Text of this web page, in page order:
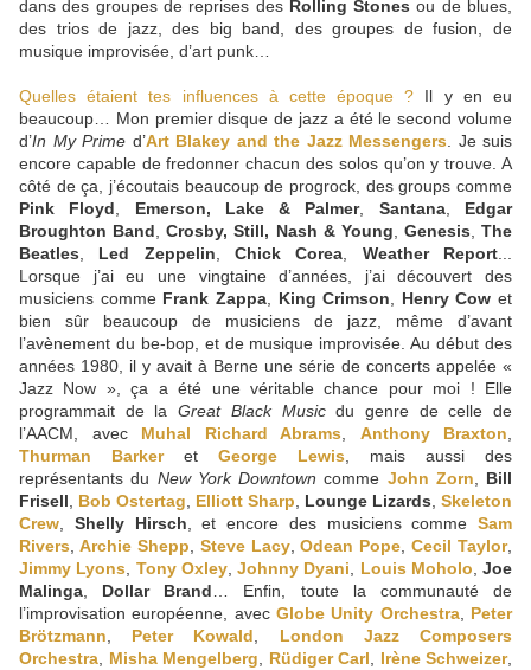
dans des groupes de reprises desRolling Stones ou de blues,
des trios de jazz, des big band, des groupes de fusion, de
musique improvisée, d’art punk…
Quelles étaient tes influences à cette époque ? Il y en eu
beaucoup… Mon premier disque de jazz a été le second volume
d’In My Prime d’Art Blakey and the Jazz Messengers . Je suis
encore capable de fredonner chacun des solos qu’on y trouve. A
côté de ça, j’écoutais beaucoup de progrock, des groups comme
Pink Floyd
Emerson, Lake & Palmer, Santana, Edgar
Broughton Band ,Crosby, Still, Nash & Young Genesis
The
Beatles
Led Zeppelin ,Chick Corea Weather Report
Lorsque j’ai eu une vingtaine d’années, j’ai découvert des
musiciens comme Frank Zappa, King Crimson Henry Cow et
bien sûr beaucoup de musiciens de jazz, même d’avant
l’avènement du be-bop, et de musique improvisée. Au début des
années 1980, il y avait à Berne une série de concerts appelée «
Jazz Now », ça a été une véritable chance pour moi ! Elle
programmait de laGreat Black Musicdu genre de celle de
l’AACM, avec Muhal Richard Abrams Anthony Braxton
Thurman Barkeret George Lewis , mais aussi des
représentants du New York Downtown comme John Zorn
Bill
Frisell
Bob Ostertag Elliott Sharp Lounge Lizards Skeleton
Crew
Shelly Hirsch , et encore des musiciens comme Sam
Rivers Archie Shepp Steve Lacy,Odean Pope ,Cecil Taylor,
Jimmy Lyons
Tony Oxley, Johnny Dyani Louis Moholo Joe
Malinga
Dollar Brand … Enfin, toute la communauté de
l’improvisation européenne, avec Globe Unity Orchestra, Peter
Brötzmann
Peter Kowald
London Jazz Composers
Orchestra
Misha Mengelberg Rüdiger Carl Irène Schweizer,